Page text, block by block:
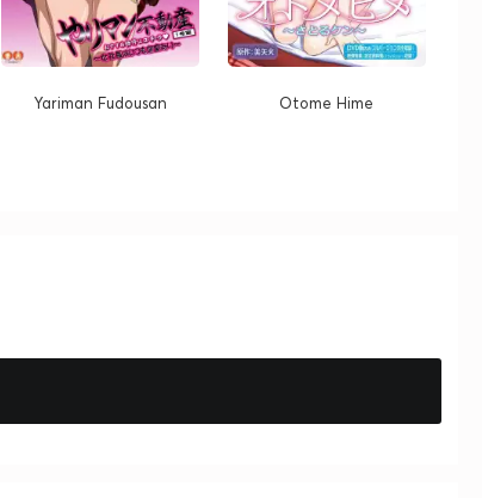
Yariman Fudousan Otome Hime